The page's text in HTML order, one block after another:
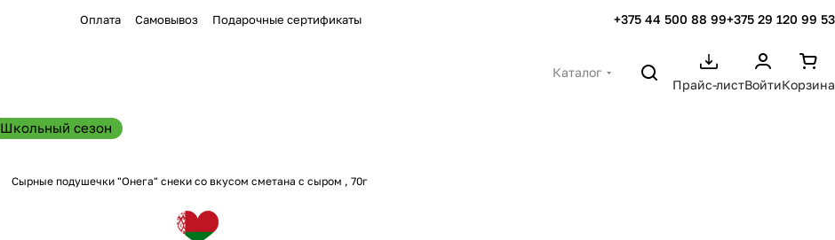
Оплата Самовывоз Подарочные сертификаты +375 44 500 88 99+375 29 120 99 53
Каталог
Прайс-листВойтиКорзина
Школьный сезон
Сырные подушечки "Онега" снеки со вкусом сметана с сыром , 70г